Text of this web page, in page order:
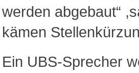
werden abgebaut“
kämen
Ein UBS-Sprecher